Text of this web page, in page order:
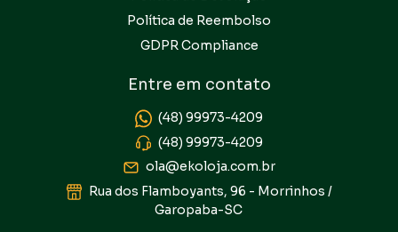
Política de Reembolso
GDPR Compliance
Entre em contato
(48) 99973-4209
(48) 99973-4209
ola@ekoloja.com.br
Rua dos Flamboyants, 96 - Morrinhos /
Garopaba-SC